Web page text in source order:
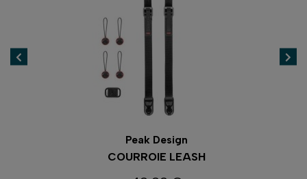
Peak Design
COURROIE LEASH